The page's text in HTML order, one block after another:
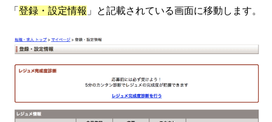
「 登録・設定情報 」と記載されている画面に移動します。